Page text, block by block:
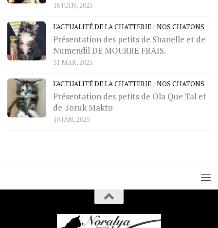
18 JUIN, 2025
L'ACTUALITÉ DE LA CHATTERIE/NOS CHATONS
Présentation des petits de Shanelle et de
Numendil DE MOURRE FRAIS.
31 MAR, 2025
L'ACTUALITÉ DE LA CHATTERIE/NOS CHATONS
Présentation des petits de Ola Que Tal et
de Toruk Makto
10 JAN, 2025